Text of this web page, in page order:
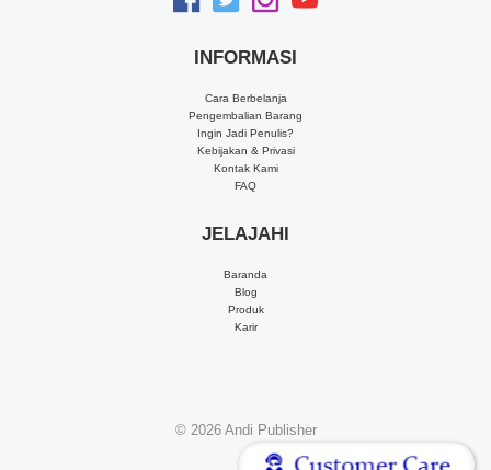
INFORMASI
Cara Berbelanja
Pengembalian Barang
Ingin Jadi Penulis?
Kebijakan & Privasi
Kontak Kami
FAQ
JELAJAHI
Baranda
Blog
Produk
Karir
© 2026 Andi Publisher